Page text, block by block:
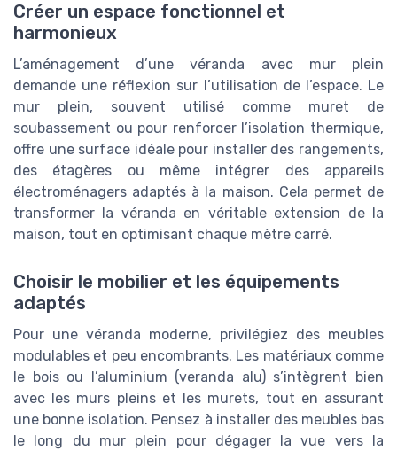
Créer un espace fonctionnel et
harmonieux
L’aménagement d’une véranda avec mur plein
demande une réflexion sur l’utilisation de l’espace. Le
mur plein, souvent utilisé comme muret de
soubassement ou pour renforcer l’isolation thermique,
offre une surface idéale pour installer des rangements,
des étagères ou même intégrer des appareils
électroménagers adaptés à la maison. Cela permet de
transformer la véranda en véritable extension de la
maison, tout en optimisant chaque mètre carré.
Choisir le mobilier et les équipements
adaptés
Pour une véranda moderne, privilégiez des meubles
modulables et peu encombrants. Les matériaux comme
le bois ou l’aluminium (veranda alu) s’intègrent bien
avec les murs pleins et les murets, tout en assurant
une bonne isolation. Pensez à installer des meubles bas
le long du mur plein pour dégager la vue vers la